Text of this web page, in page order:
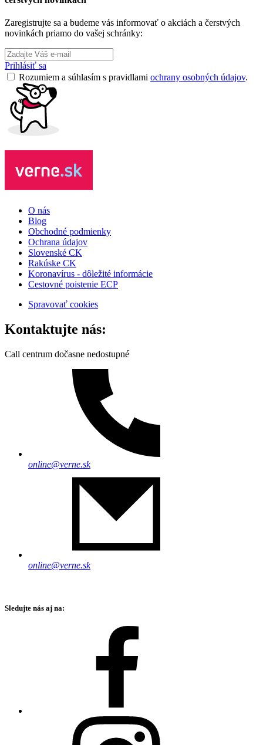
Zaregistrujte sa a budeme vás informovať o akciách a čerstvých
novinkách priamo do vašej schránky:
Prihlásiť sa
Rozumiem a súhlasím s pravidlami ochrany osobných údajov.
O nás
Blog
Obchodné podmienky
Ochrana údajov
Slovenské CK
Rakúske CK
Koronavírus - dôležité informácie
Cestovné poistenie ECP
Spravovať cookies
Kontaktujte nás:
Call centrum dočasne nedostupné
online@verne.sk
online@verne.sk
Sledujte nás aj na: